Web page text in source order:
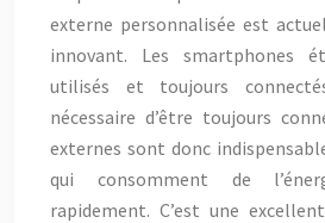
externe personnalisée est
innovant. Les smartphones
utilisés et toujours
nécessaire d’être toujours
externes sont donc
qui consomment de
rapidement. C’est une